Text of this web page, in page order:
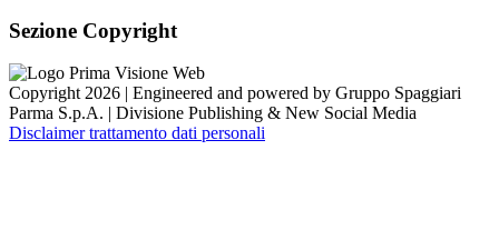
Sezione Copyright
Copyright 2026 | Engineered and powered by Gruppo Spaggiari
Parma S.p.A. | Divisione Publishing & New Social Media
Disclaimer trattamento dati personali